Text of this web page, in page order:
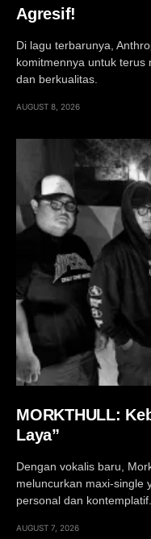
Agresif!
Di lagu terbarunya,
komitmennya untuk terus
dan berkualitas.
AUGUST 8, 2026
MORKTHULL:
Laya”
Dengan vokalis baru,
meluncurkan maxi-single
personal dan kontemplatif.
AUGUST 7, 2026